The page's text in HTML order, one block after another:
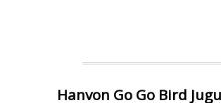
Hanvon Go Go Bird